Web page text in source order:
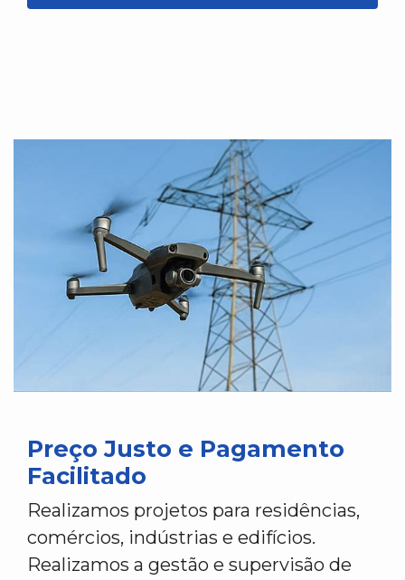
Preço Justo e Pagamento
Facilitado
Realizamos projetos para residências,
comércios, indústrias e edifícios.
Realizamos a gestão e supervisão de